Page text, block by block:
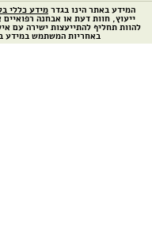
המידע באתר הינו בגדרמידע כללי
ייעוץ, חוות דעת או אבחנה
להוות תחליף להתייעצות ישירה עם
באחריות המשתמש במידע